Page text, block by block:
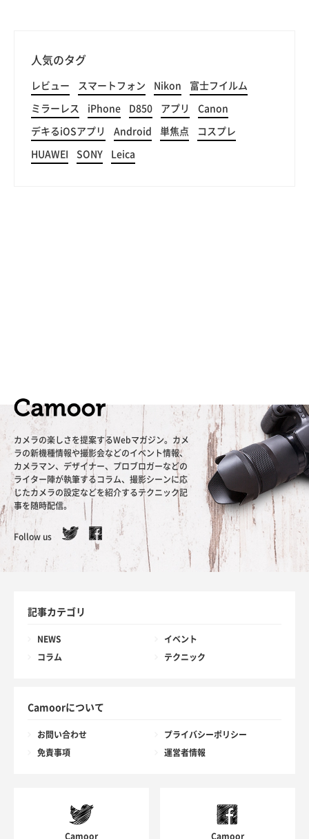
人気のタグ
レビュー スマートフォン Nikon 富士フイルム
ミラーレス iPhone D850 アプリ Canon
デキるiOSアプリ Android 単焦点 コスプレ
HUAWEI SONY Leica
カメラの楽しさを提案するWebマガジン。カメ
ラの新機種情報や撮影会などのイベント情報、
カメラマン、デザイナー、プロブロガーなどの
ライター陣が執筆するコラム、撮影シーンに応
じたカメラの設定などを紹介するテクニック記
事を随時配信。
Follow us
記事カテゴリ
NEWS イベント
コラム テクニック
Camoorについて
お問い合わせ プライバシーポリシー
免責事項 運営者情報
Camoor Camoor